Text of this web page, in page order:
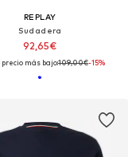
REPLAY
Sudadera
92,65€
más bajo:109,00€-15%